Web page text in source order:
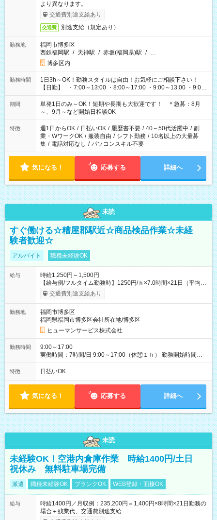
より異なります。
交通費別途支給あり
交通費 別途支給（規定あり）
勤務地
福岡市博多区
西鉄福岡駅 / 天神駅 / 赤坂(福岡県)駅 / …
博多区内
勤務時間
1日3h～OK！勤務スタイルは自由！お気軽にご相談下さい！
【日勤】 ・7:00～13:00 ・8:00～17:00 ・9:00～13:00 ・9:00
～18:00 ・10:00～19:00 ・13:00～18:00 ・15:00～20:00 ・
16:00～19:00 【夜勤】 ・17:00～21:00 ・18:00～23:00 ・
21:00～翌6:00 ・23:00～翌8:00 など（他時間多数あり！）
期間
単発1日のみ～OK！短期や長期も大歓迎です！ ＊急募：8月
～、9月～など開始日相談OK
特徴 週1日からOK / 日払いOK / 履歴書不要 / 40～50代活躍中 / 副
業・WワークOK / 服装自由 / シフト勤務 / 10名以上の大量募
集 / 電話対応なし / パソコンスキル不要
気になる！ 応募する 詳細へ
未読
すぐ働ける☆糟屋郡駅近☆商品検品作業☆未経
験者歓迎☆
アルバイト 職種未経験OK
給与
時給1,250円～1,500円
【給与例/フルタイム勤務時】1250円/ｈ×7.0時間×21日（平均
値）=183,750円 別途交通費支給（会社規定有）、残業/休日手当
支給、 フルタイムの募集になりますが、働く日数や時間につい
ど）は、ご希望状況をヒヤリングして調整できることがありま
す。応募時に、ご相談頂きます様お願いします。 ※公共交通機
関、駐車場あり。（粕屋郡） 【試用期間】試用期間なし
交通費別途支給あり
勤務地
福岡市博多区
福岡県福岡市博多区会社所在地/博多区
ヒューマンサービス株式会社
勤務時間
9:00～17:00
実働時間：7時間/日 9:00～17:00（休憩１ｈ） 勤務開始時間等
の調整も受けたまります。 （例：10時から17時 など） お気軽
にご相談・お問い合わせをメールで返信してください。
特徴 日払いOK
気になる！ 応募する 詳細へ
未読
未経験OK！空港内倉庫作業 時給1400円/土日
祝休み 無料駐車場完備
派遣 職種未経験OK ブランクOK WEB登録・面接OK
給与
時給1400円／月収例：235,200円＝1,400円×8時間×21日勤務の
場合＋残業代、交通費別途支給